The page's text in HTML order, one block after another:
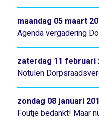
Agenda vergadering
maandag 05 maart
Notulen
zaterdag 11 februari
Foutje bedankt! Maar
zondag 08 januari